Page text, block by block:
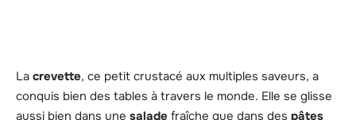
La crevette, ce petit crustacé aux multiples saveurs, a
conquis bien des tables à travers le monde. Elle se glisse
aussi bien dans une salade fraîche que dans des pâtes